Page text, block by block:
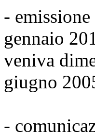
-
gennaio
veniva
giugno
-